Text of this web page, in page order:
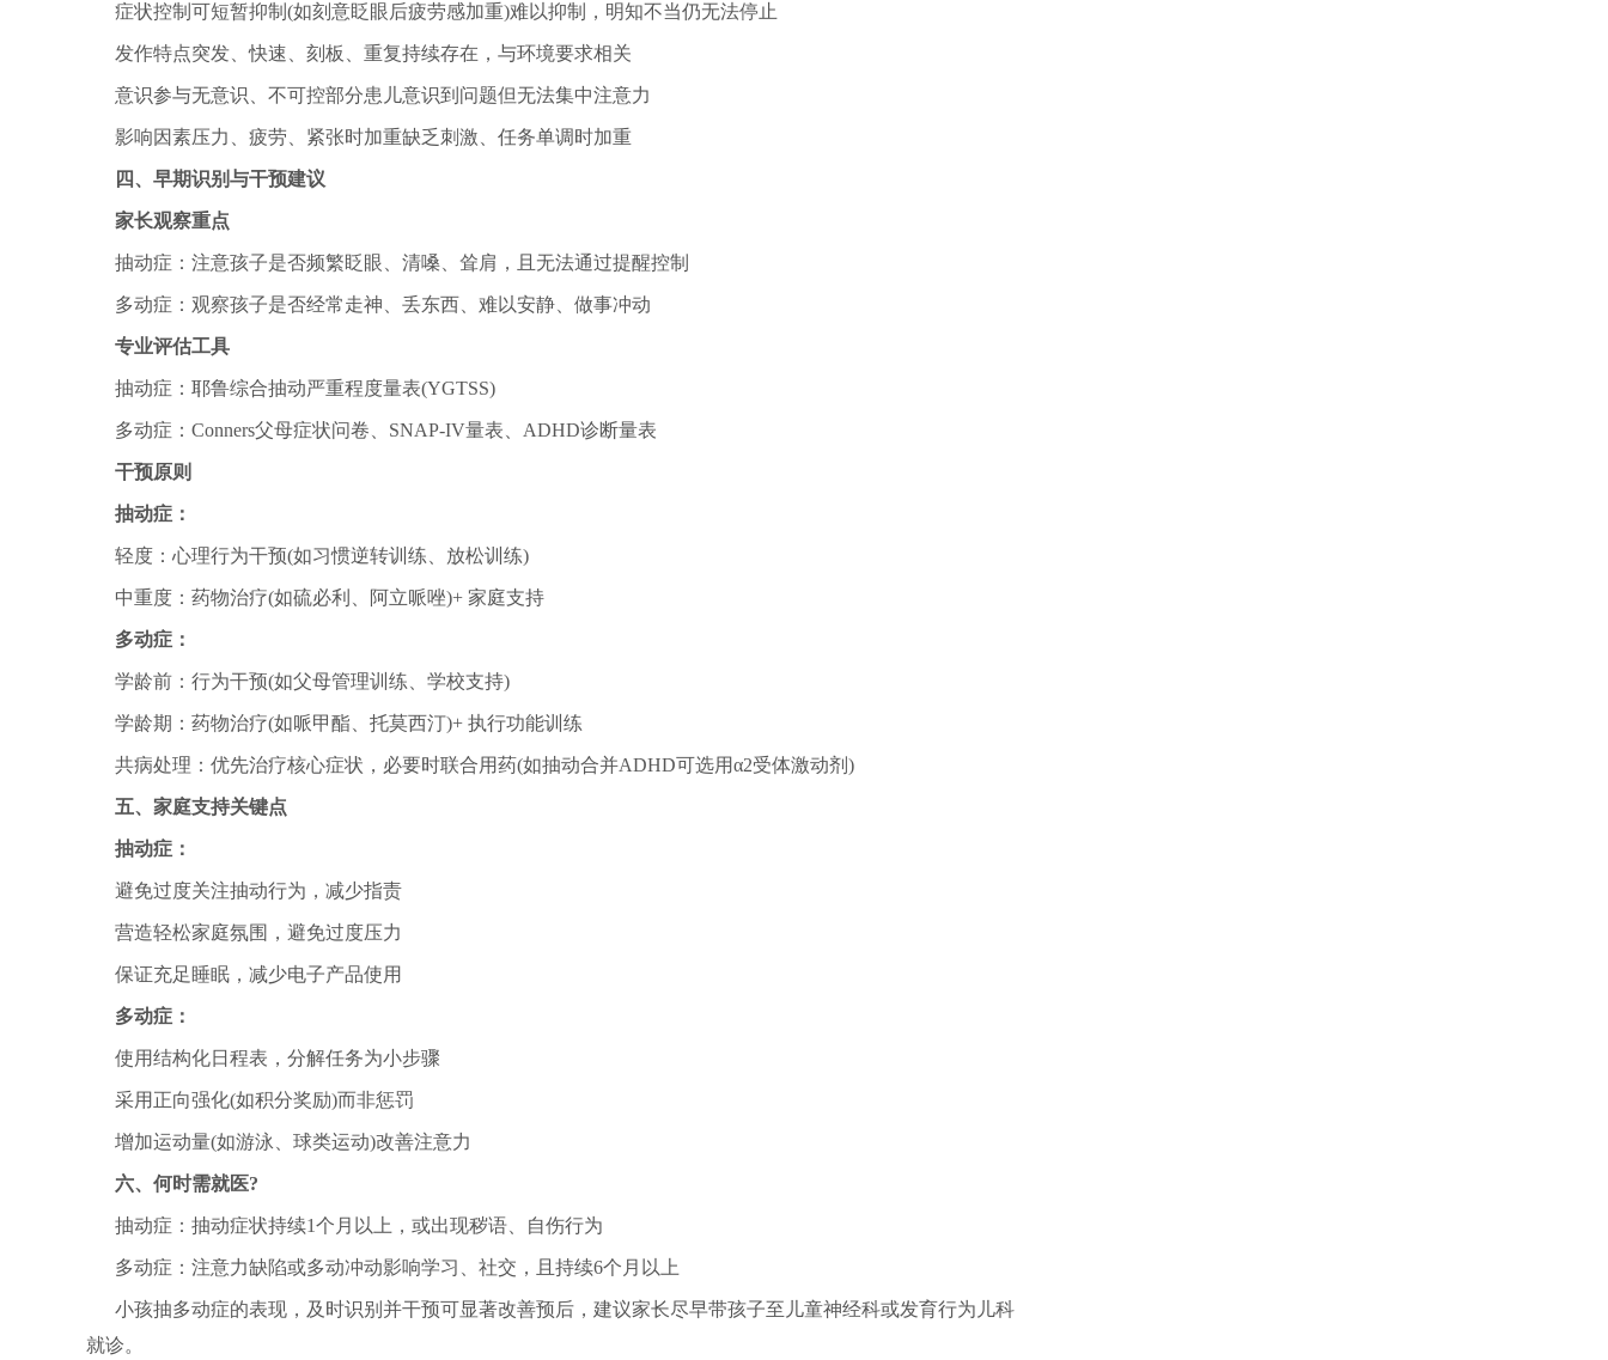
症状控制可短暂抑制(如刻意眨眼后疲劳感加重)难以抑制，明知不当仍无法停止
发作特点突发、快速、刻板、重复持续存在，与环境要求相关
意识参与无意识、不可控部分患儿意识到问题但无法集中注意力
影响因素压力、疲劳、紧张时加重缺乏刺激、任务单调时加重
四、早期识别与干预建议
家长观察重点
抽动症：注意孩子是否频繁眨眼、清嗓、耸肩，且无法通过提醒控制
多动症：观察孩子是否经常走神、丢东西、难以安静、做事冲动
专业评估工具
抽动症：耶鲁综合抽动严重程度量表(YGTSS)
多动症：Conners父母症状问卷、SNAP-IV量表、ADHD诊断量表
干预原则
抽动症：
轻度：心理行为干预(如习惯逆转训练、放松训练)
中重度：药物治疗(如硫必利、阿立哌唑)+ 家庭支持
多动症：
学龄前：行为干预(如父母管理训练、学校支持)
学龄期：药物治疗(如哌甲酯、托莫西汀)+ 执行功能训练
共病处理：优先治疗核心症状，必要时联合用药(如抽动合并ADHD可选用α2受体激动剂)
五、家庭支持关键点
抽动症：
避免过度关注抽动行为，减少指责
营造轻松家庭氛围，避免过度压力
保证充足睡眠，减少电子产品使用
多动症：
使用结构化日程表，分解任务为小步骤
采用正向强化(如积分奖励)而非惩罚
增加运动量(如游泳、球类运动)改善注意力
六、何时需就医?
抽动症：抽动症状持续1个月以上，或出现秽语、自伤行为
多动症：注意力缺陷或多动冲动影响学习、社交，且持续6个月以上
小孩抽多动症的表现，及时识别并干预可显著改善预后，建议家长尽早带孩子至儿童神经科或发育行为儿科
就诊。